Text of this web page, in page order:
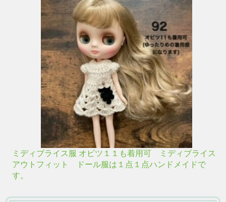
ミディブライス服 オビツ１１も着用可 ミディブライス
アウトフィット ドール服は１点１点ハンドメイドで
す。